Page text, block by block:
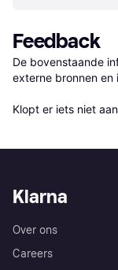
Feedback
De bovenstaande
externe bronnen en
Klopt er iets niet
Klarna
Over ons
Careers